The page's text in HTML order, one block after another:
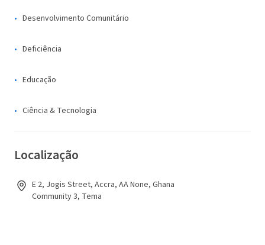
Desenvolvimento Comunitário
Deficiência
Educação
Ciência & Tecnologia
Localização
E 2, Jogis Street, Accra, AA None, Ghana
Community 3, Tema